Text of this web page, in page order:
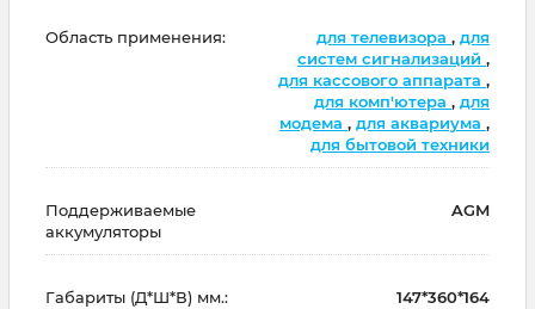
Область применения: для телевизора , для
систем сигнализаций ,
для кассового аппарата ,
для комп'ютера , для
модема , для аквариума ,
для бытовой техники
Поддерживаемые
аккумуляторы
AGM
Габариты (Д*Ш*В) мм.: 147*360*164